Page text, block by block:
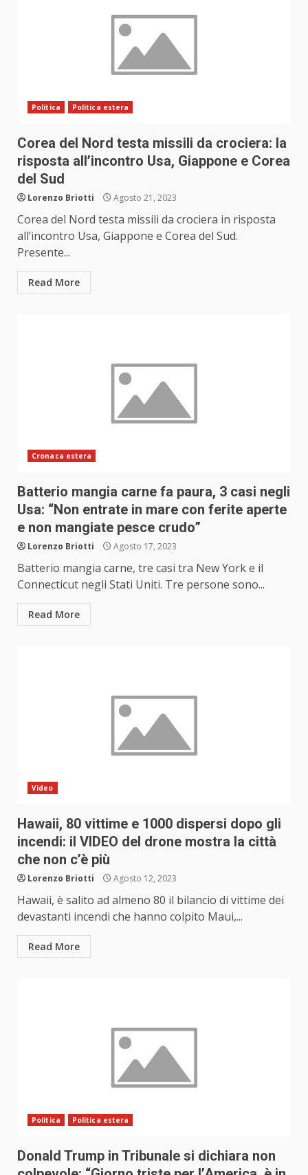
Politica Politica estera
Corea del Nord testa missili da crociera: la
risposta all’incontro Usa, Giappone e Corea
del Sud
Lorenzo Briotti Agosto 21, 2023
Corea del Nord testa missili da crociera in risposta
all’incontro Usa, Giappone e Corea del Sud.
Presente...
Read More
Cronaca estera
Batterio mangia carne fa paura, 3 casi negli
Usa: “Non entrate in mare con ferite aperte
e non mangiate pesce crudo”
Lorenzo Briotti Agosto 17, 2023
Batterio mangia carne, tre casi tra New York e il
Connecticut negli Stati Uniti. Tre persone sono...
Read More
Video
Hawaii, 80 vittime e 1000 dispersi dopo gli
incendi: il VIDEO del drone mostra la città
che non c’è più
Lorenzo Briotti Agosto 12, 2023
Hawaii, è salito ad almeno 80 il bilancio di vittime dei
devastanti incendi che hanno colpito Maui,...
Read More
Politica Politica estera
Donald Trump in Tribunale si dichiara non